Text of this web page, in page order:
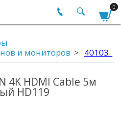
0
и мониторов
40103_
4K HDMI Cable 5м
HD119